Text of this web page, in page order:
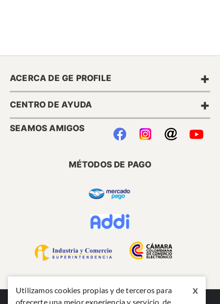
x
Utilizamos cookies propias y de terceros para
ofrecerte una mejor experiencia y servicio, de
ACERCA DE GE PROFILE +
CENTRO DE AYUDA +
SEAMOS AMIGOS
MÉTODOS DE PAGO